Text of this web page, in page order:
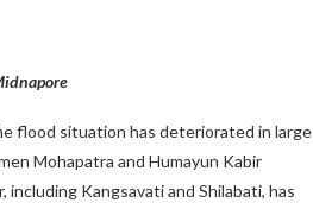
flood situation has deteriorated in large
Mohapatra and Humayun Kabir
Kangsavati and Shilabati, has